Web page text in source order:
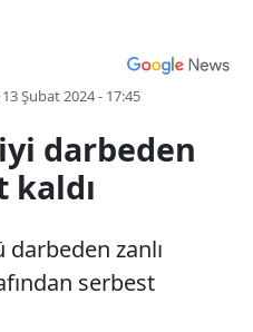
13 Şubat 2024 - 17:45
darbeden
kaldı
zanlı
serbest